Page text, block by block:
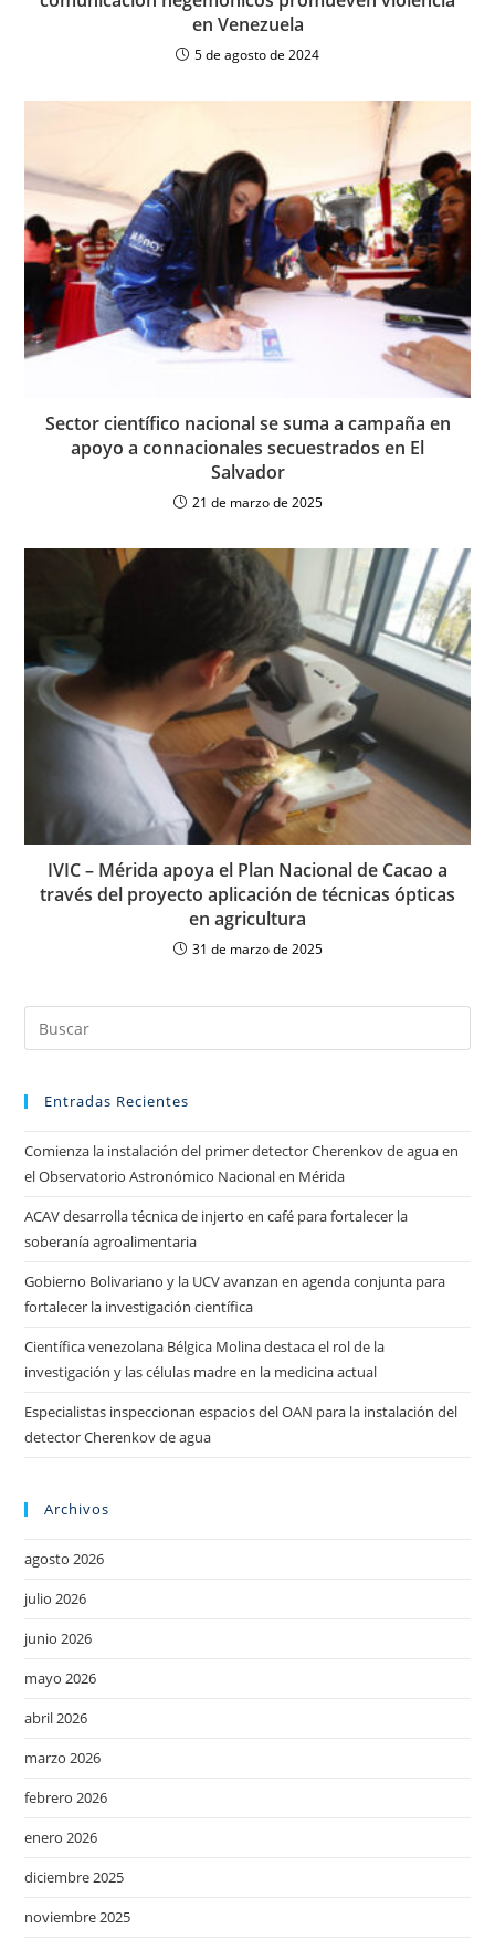
en Venezuela
5 de agosto de 2024
Sector científico nacional se suma a campaña en
apoyo a connacionales secuestrados en El
Salvador
21 de marzo de 2025
IVIC – Mérida apoya el Plan Nacional de Cacao a
través del proyecto aplicación de técnicas ópticas
en agricultura
31 de marzo de 2025
Entradas Recientes
Comienza la instalación del primer detector Cherenkov de agua en
el Observatorio Astronómico Nacional en Mérida
ACAV desarrolla técnica de injerto en café para fortalecer la
soberanía agroalimentaria
Gobierno Bolivariano y la UCV avanzan en agenda conjunta para
fortalecer la investigación científica
Científica venezolana Bélgica Molina destaca el rol de la
investigación y las células madre en la medicina actual
Especialistas inspeccionan espacios del OAN para la instalación del
detector Cherenkov de agua
Archivos
agosto 2026
julio 2026
junio 2026
mayo 2026
abril 2026
marzo 2026
febrero 2026
enero 2026
diciembre 2025
noviembre 2025